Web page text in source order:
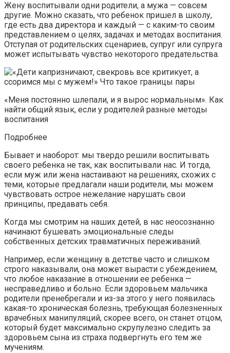
Жену воспитывали одни родители, а мужа — совсем
другие. Можно сказать, что ребенок пришел в школу,
где есть два директора и каждый — с каким-то своим
представлением о целях, задачах и методах воспитания.
Отступая от родительских сценариев, супруг или супруга
может испытывать чувство некоторого предательства.
«Меня постоянно шлепали, и я вырос нормальным». Как
найти общий язык, если у родителей разные методы
воспитания
Подробнее
Бывает и наоборот: мы твердо решили воспитывать
своего ребенка не так, как воспитывали нас. И тогда,
если муж или жена настаивают на решениях, схожих с
теми, которые предлагали наши родители, мы можем
чувствовать острое нежелание нарушать свои
принципы, предавать себя.
Когда мы смотрим на наших детей, в нас неосознанно
начинают бушевать эмоциональные следы
собственных детских травматичных переживаний.
Например, если женщину в детстве часто и слишком
строго наказывали, она может вырасти с убеждением,
что любое наказание в отношении ее ребенка —
несправедливо и больно. Если здоровьем мальчика
родители пренебрегали и из-за этого у него появилась
какая-то хроническая болезнь, требующая болезненных
врачебных манипуляций, скорее всего, он станет отцом,
который будет максимально скрупулезно следить за
здоровьем сына из страха подвергнуть его тем же
мучениям.